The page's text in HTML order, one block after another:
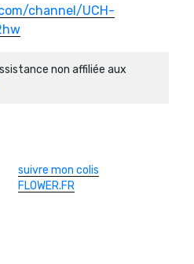
channel/UCH-
non affiliée aux
suivre mon colis
FLOWER.FR